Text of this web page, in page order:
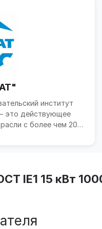
институт
это действующее
с более чем 20-
IE1 15 кВт